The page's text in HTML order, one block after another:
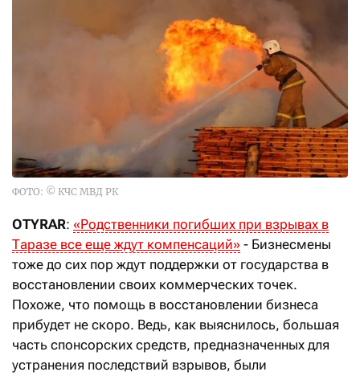
ФОТО: © КЧС МВД РК
OTYRAR: «Родственники погибших при взрывах в
Таразе все еще ждут компенсаций» - Бизнесмены
тоже до сих пор ждут поддержки от государства в
восстановлении своих коммерческих точек.
Похоже, что помощь в восстановлении бизнеса
прибудет не скоро. Ведь, как выяснилось, большая
часть спонсорских средств, предназначенных для
устранения последствий взрывов, были